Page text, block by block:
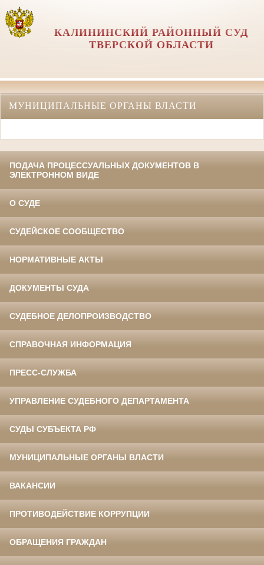
КАЛИНИНСКИЙ РАЙОННЫЙ СУД
ТВЕРСКОЙ ОБЛАСТИ
МУНИЦИПАЛЬНЫЕ ОРГАНЫ ВЛАСТИ
ПОДАЧА ПРОЦЕССУАЛЬНЫХ ДОКУМЕНТОВ В
ЭЛЕКТРОННОМ ВИДЕ
О СУДЕ
СУДЕЙСКОЕ СООБЩЕСТВО
НОРМАТИВНЫЕ АКТЫ
ДОКУМЕНТЫ СУДА
СУДЕБНОЕ ДЕЛОПРОИЗВОДСТВО
СПРАВОЧНАЯ ИНФОРМАЦИЯ
ПРЕСС-СЛУЖБА
УПРАВЛЕНИЕ СУДЕБНОГО ДЕПАРТАМЕНТА
СУДЫ СУБЪЕКТА РФ
МУНИЦИПАЛЬНЫЕ ОРГАНЫ ВЛАСТИ
ВАКАНСИИ
ПРОТИВОДЕЙСТВИЕ КОРРУПЦИИ
ОБРАЩЕНИЯ ГРАЖДАН